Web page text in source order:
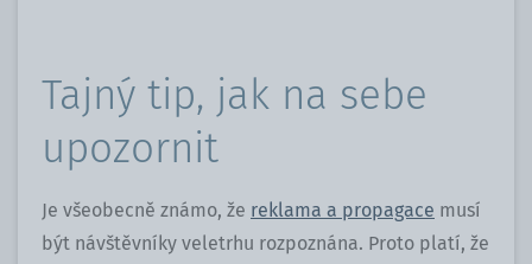
Tajný tip, jak na sebe
upozornit
Je všeobecně známo, že reklama a propagace musí
být návštěvníky veletrhu rozpoznána. Proto platí, že